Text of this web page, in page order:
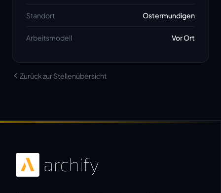
Standort Ostermundigen
Arbeitsmodell Vor Ort
Zurück zur Stellenübersicht